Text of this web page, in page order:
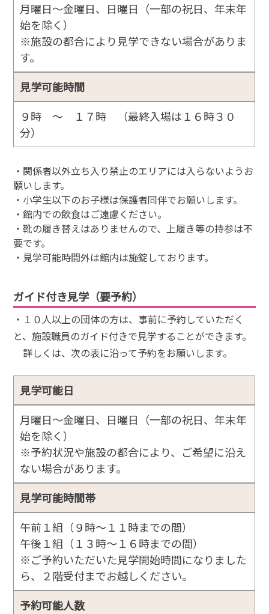
月曜日～金曜日、日曜日（一部の祝日、年末年
始を除く）
※施設の都合により見学できない場合がありま
す。
見学可能時間
９時 ～ １７時 （最終入場は１６時３０
分）
・関係者以外立ち入り禁止のエリアには入らないようお
願いします。
・小学生以下のお子様は保護者同伴でお願いします。
・館内での飲食はご遠慮ください。
・靴の履き替えはありませんので、上履き等の持参は不
要です。
・見学可能時間外は館内は施錠しております。
ガイド付き見学（要予約）
・１０人以上の団体の方は、事前に予約していただく
と、施設職員のガイド付きで見学することができます。
詳しくは、次の表に沿って予約をお願いします。
見学可能日
月曜日～金曜日、日曜日（一部の祝日、年末年
始を除く）
※予約状況や施設の都合により、ご希望に沿え
ない場合があります。
見学可能時間帯
午前１組（９時～１１時までの間）
午後１組（１３時～１６時までの間）
※ご予約いただいた見学開始時間になりました
ら、２階受付までお越しください。
予約可能人数